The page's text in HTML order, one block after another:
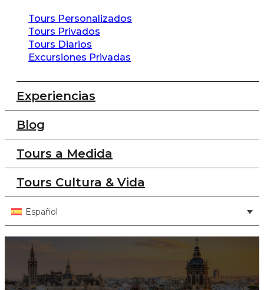
Tours Personalizados
Tours Privados
Tours Diarios
Excursiones Privadas
Experiencias
Blog
Tours a Medida
Tours Cultura & Vida
Español